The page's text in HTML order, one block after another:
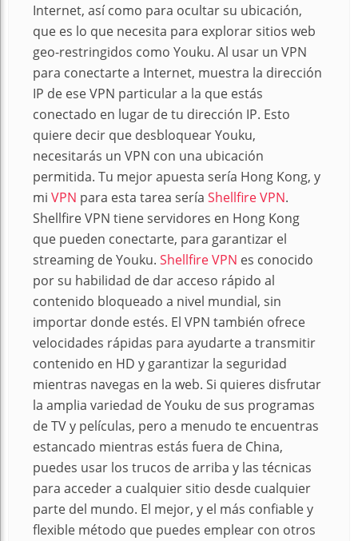
Internet, así como para ocultar su ubicación,
que es lo que necesita para explorar sitios web
geo-restringidos como Youku. Al usar un VPN
para conectarte a Internet, muestra la dirección
IP de ese VPN particular a la que estás
conectado en lugar de tu dirección IP. Esto
quiere decir que desbloquear Youku,
necesitarás un VPN con una ubicación
permitida. Tu mejor apuesta sería Hong Kong, y
mi VPN para esta tarea sería Shellfire VPN.
Shellfire VPN tiene servidores en Hong Kong
que pueden conectarte, para garantizar el
streaming de Youku. Shellfire VPN es conocido
por su habilidad de dar acceso rápido al
contenido bloqueado a nivel mundial, sin
importar donde estés. El VPN también ofrece
velocidades rápidas para ayudarte a transmitir
contenido en HD y garantizar la seguridad
mientras navegas en la web. Si quieres disfrutar
la amplia variedad de Youku de sus programas
de TV y películas, pero a menudo te encuentras
estancado mientras estás fuera de China,
puedes usar los trucos de arriba y las técnicas
para acceder a cualquier sitio desde cualquier
parte del mundo. El mejor, y el más confiable y
flexible método que puedes emplear con otros